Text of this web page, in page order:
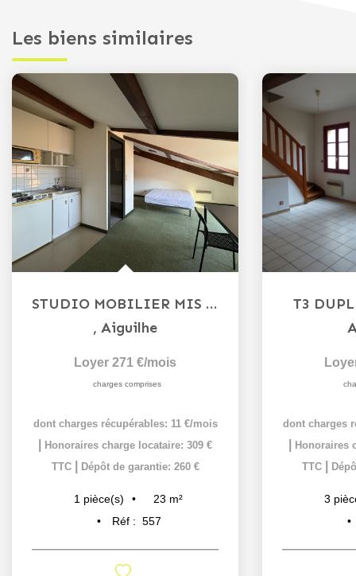
Les biens similaires
STUDIO MOBILIER MIS A DISPOSITION
, Aiguilhe
Loyer 271 €/mois
charges comprises
dont charges récupérables: 11 €/mois
Honoraires charge locataire: 309 €
TTC
Dépôt de garantie: 260 €
1 pièce(s) 23 m²
Réf : 557
T3
dont charges
Honoraires
TTC
3